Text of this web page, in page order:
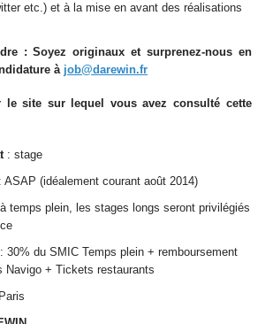
etc.) et à la mise en avant des réalisations
:Soyez originaux et surprenez-nous en
à job@darewin.fr
le site sur lequel vous avez consulté cette
: stage
(idéalement courant août 2014)
temps plein, les stages longs seront privilégiés
: 30% du SMIC Temps plein + remboursement
Navigo + Tickets restaurants